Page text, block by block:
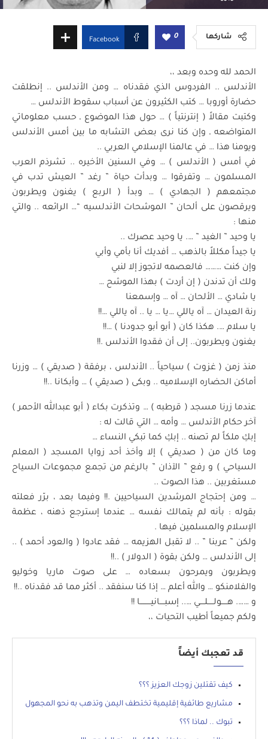
شاركها 0
Facebook
الحمد لله وحده وبعد ،،
الأندلس .. الفردوس الذي فقدناه … ومن الأندلس .. إنطلقت
حضارة أوروبا … كتب الكثيرون عن أسباب سقوط الأندلس …
وكتبت مقالاً ( إنترنتياً ) … حول هذا الموضوع ـ حسب معلوماتي
المتواضعه ـ وإن كنا نرى بعض التشابه ما بين أمس الأندلس
ويومنا هذا … في عالمنا الإسلامي العربي ..
في أمس ( الأندلس ) … وفي السنين الأخيره .. تشرذم العرب
المسلمون … وتفرقوا … وبدأت حياة ” رغد ” العيش تدب في
مجتمعهم ( الجهادي ) … وبدأ ( الربع ) يغنون ويطربون
ويرقصون على ألحان ” الموشحات الأندلسيه “… الرائعه .. والتي
منها :
يا وحيد ” الغيد ” …. يا وحيد عصرك ..
يا جيداً مكللاً بالذهب … أفديك أنا بأمي وأبي
وإن كنت ……… فالعصمه لاتجوز إلا لنبي
ولك أن تدندن ( إن أردت ) بهذا الموشح …
يا شادي … الألحان … آه … وإسمعنا
رنة العيدان … آه ياللي …يا … يا .. آه ياللي …!!
يا سلام …. هكذا كان ( أبو أبو جدودنا ) …!!
يغنون ويطربون.. إلى أن فقدوا الأندلس .!!
منذ زمن ( غزوت ) سياحياً .. الأندلس ، برفقة ( صديقي ) … وزرنا
أماكن الحضاره الإسلاميه .. وبكى ( صديقي ) … وأبكانا ..!!
عندما زرنا مسجد ( قرطبه ) … وتذكرت بكاء ( أبو عبدالله الأحمر )
آخر حكام الأندلس … وأمه … التي قالت له :
إبكِ ملكاً لم تصنه .. إبكِ كما تبكي النساء …
وما كان من ( صديقي ) إلا وأخذ أحد زوايا المسجد ( المعلم
السياحي ) و رفع ” الآذان ” بالرغم من تجمع مجموعات السياح
مستغربين .. هذا الصوت ..
… ومن إحتجاج المرشدين السياحيين .!! وفيما بعد ، برّر فعلته
بقوله : بأنه لم يتمالك نفسه … عندما إسترجع ذهنه ، عظمة
الإسلام والمسلمين فيها .
ولكن ” عربنا ” .. لا تقبل الهزيمه … فقد عادوا ( والعود أحمد ) ..
إلى الأندلس … ولكن بقوة ( الدولار ) ..!!
ويطربون ويمرحون بسعاده … على صوت ماريا وخوليو
والفلامنكو … والله أعلم … إذا كنا سنفقد .. أكثر مما قد فقدناه ..!!
و ……. هـــــولـــــلــــي ….. إسبــــانيـــــــــا !!
ولكم جميعاً أطيب التحيات ،،
قد تعجبك أيضاً
كيف تقتلين زوجك العزيز ؟؟؟
مشاريع طائفية إقليمية تختطف اليمن وتذهب به نحو المجهول
تبوك .. لماذا ؟؟؟